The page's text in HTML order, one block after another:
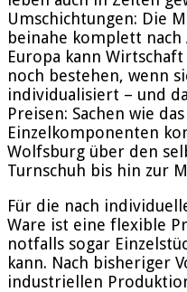
Umschichtungen: Die
beinahe komplett nach
Europa kann
noch bestehen, wenn
individualisiert – und
Preisen: Sachen wie
Einzelkomponenten
Wolfsburg über den
Turnschuh bis hin zur
Für die nach
Ware ist eine flexible
notfalls sogar
kann. Nach bisheriger
industriellen